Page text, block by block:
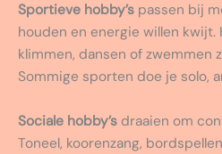
Sportieve hobby’s passen bij
houden en energie willen kwijt.
klimmen, dansen of zwemmen
Sommige sporten doe je solo,
Sociale hobby’s draaien om
Toneel, koorenzang,